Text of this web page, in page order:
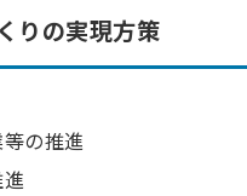
りの実現方策
の推進